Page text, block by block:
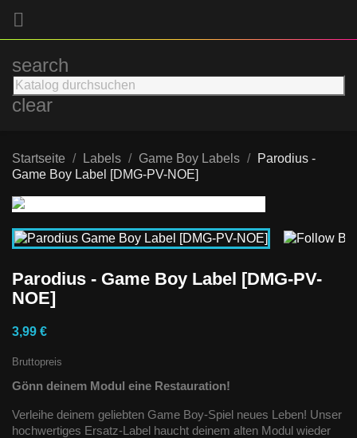

search
clear
Startseite Labels Game Boy Labels
Parodius -
Game Boy Label [DMG-PV-NOE]
Parodius - Game Boy Label [DMG-PV-
NOE]
3,99 €
Bruttopreis
Gönn deinem Modul eine Restauration!
Verleihe deinem geliebten Game Boy-Spiel neues Leben! Unser
hochwertiges Ersatz-Label haucht deinem alten Modul wieder